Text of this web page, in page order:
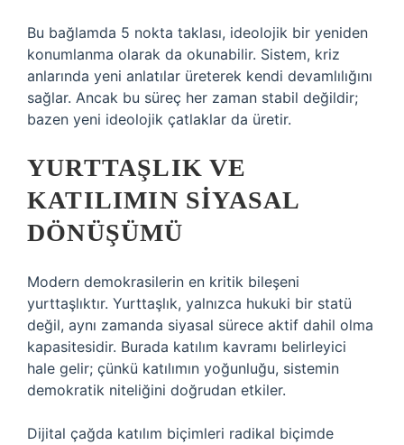
Bu bağlamda 5 nokta taklası, ideolojik bir yeniden
konumlanma olarak da okunabilir. Sistem, kriz
anlarında yeni anlatılar üreterek kendi devamlılığını
sağlar. Ancak bu süreç her zaman stabil değildir;
bazen yeni ideolojik çatlaklar da üretir.
YURTTAŞLIK VE
KATILIMIN SIYASAL
DÖNÜŞÜMÜ
Modern demokrasilerin en kritik bileşeni
yurttaşlıktır. Yurttaşlık, yalnızca hukuki bir statü
değil, aynı zamanda siyasal sürece aktif dahil olma
kapasitesidir. Burada katılım kavramı belirleyici
hale gelir; çünkü katılımın yoğunluğu, sistemin
demokratik niteliğini doğrudan etkiler.
Dijital çağda katılım biçimleri radikal biçimde